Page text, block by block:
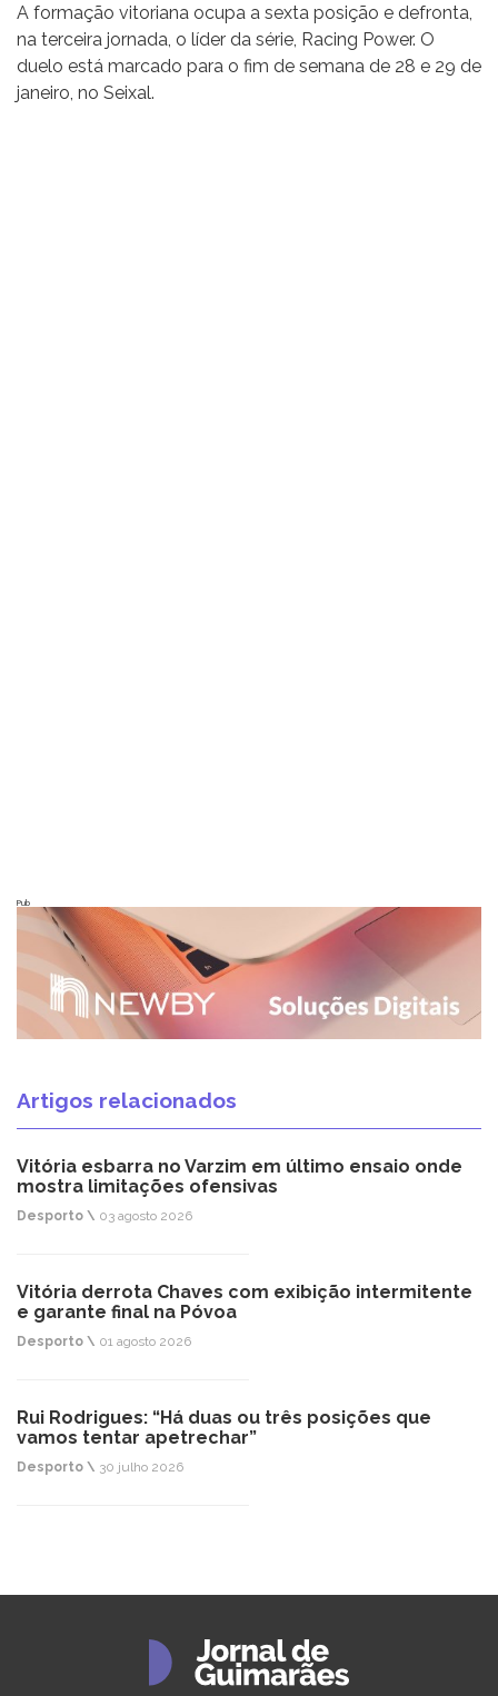
A formação vitoriana ocupa a sexta posição e defronta,
na terceira jornada, o líder da série, Racing Power. O
duelo está marcado para o fim de semana de 28 e 29 de
janeiro, no Seixal.
Pub
Artigos relacionados
Vitória esbarra no Varzim em último ensaio onde
mostra limitações ofensivas
Desporto \ 03 agosto 2026
Vitória derrota Chaves com exibição intermitente
e garante final na Póvoa
Desporto \ 01 agosto 2026
Rui Rodrigues: “Há duas ou três posições que
vamos tentar apetrechar”
Desporto \ 30 julho 2026